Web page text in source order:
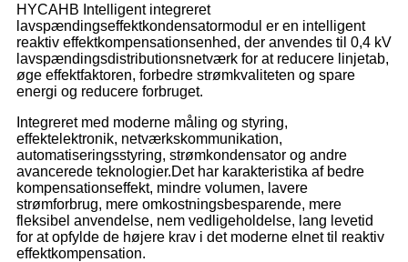
HYCAHB Intelligent integreret
lavspændingseffektkondensatormodul er en intelligent
reaktiv effektkompensationsenhed, der anvendes til 0,4 kV
lavspændingsdistributionsnetværk for at reducere linjetab,
øge effektfaktoren, forbedre strømkvaliteten og spare
energi og reducere forbruget.
Integreret med moderne måling og styring,
effektelektronik, netværkskommunikation,
automatiseringsstyring, strømkondensator og andre
avancerede teknologier.Det har karakteristika af bedre
kompensationseffekt, mindre volumen, lavere
strømforbrug, mere omkostningsbesparende, mere
fleksibel anvendelse, nem vedligeholdelse, lang levetid
for at opfylde de højere krav i det moderne elnet til reaktiv
effektkompensation.